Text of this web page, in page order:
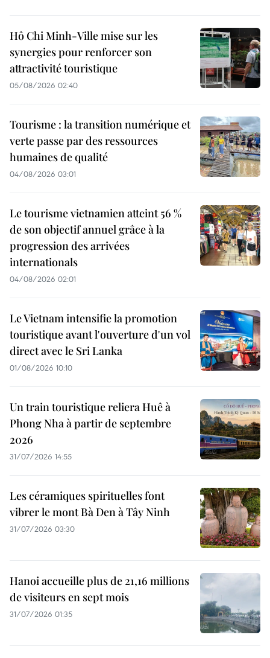
Hô Chi Minh-Ville mise sur les
synergies pour renforcer son
attractivité touristique
05/08/2026 02:40
Tourisme : la transition numérique et
verte passe par des ressources
humaines de qualité
04/08/2026 03:01
Le tourisme vietnamien atteint 56 %
de son objectif annuel grâce à la
progression des arrivées
internationals
04/08/2026 02:01
Le Vietnam intensifie la promotion
touristique avant l'ouverture d'un vol
direct avec le Sri Lanka
01/08/2026 10:10
Un train touristique reliera Huê à
Phong Nha à partir de septembre
2026
31/07/2026 14:55
Les céramiques spirituelles font
vibrer le mont Bà Den à Tây Ninh
31/07/2026 03:30
Hanoi accueille plus de 21,16 millions
de visiteurs en sept mois ​
31/07/2026 01:35